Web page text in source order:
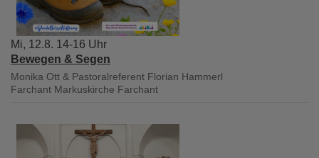
Mi, 12.8. 14-16 Uhr
Bewegen & Segen
Monika Ott & Pastoralreferent Florian Hammerl
Farchant Markuskirche Farchant